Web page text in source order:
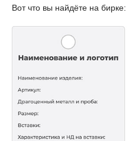
Вот что вы найдёте на бирке: